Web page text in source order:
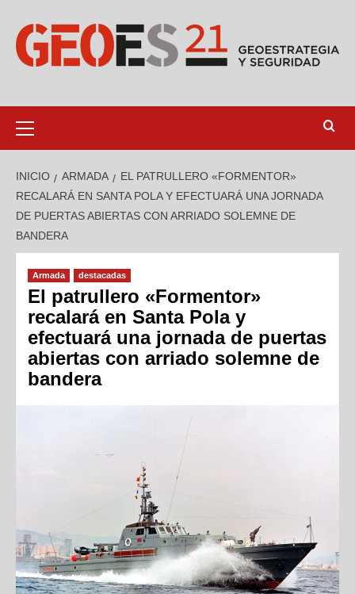
INICIO ARMADA
EL PATRULLERO «FORMENTOR»
RECALARÁ EN SANTA POLA Y EFECTUARÁ UNA JORNADA
DE PUERTAS ABIERTAS CON ARRIADO SOLEMNE DE
BANDERA
Armada destacadas
El patrullero «Formentor»
recalará en Santa Pola y
efectuará una jornada de puertas
abiertas con arriado solemne de
bandera